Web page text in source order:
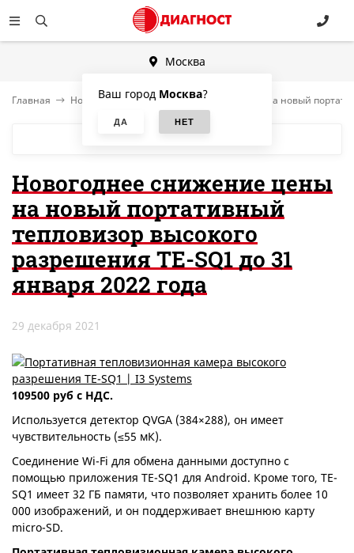
Москва
Ваш город Москва?
Главная Новости Новогоднее снижение цены на новый
Новогоднее снижение цены
на новый портативный
тепловизор высокого
разрешения TE-SQ1 до 31
января 2022 года
29 декабря 2021
109500 руб с НДС.
Используется детектор QVGA (384×288), он имеет
чувствительность (≤55 мК).
Соединение Wi-Fi для обмена данными доступно с
помощью приложения TE-SQ1 для Android. Кроме того, TE-
SQ1 имеет 32 ГБ памяти, что позволяет хранить более 10
000 изображений, и он поддерживает внешнюю карту
micro-SD.